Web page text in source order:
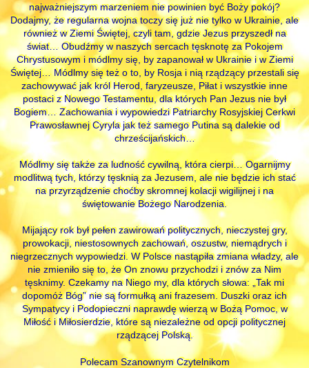
najważniejszym marzeniem nie powinien być Boży pokój?
Dodajmy, że regularna wojna toczy się już nie tylko w Ukrainie, ale
również w Ziemi Świętej, czyli tam, gdzie Jezus przyszedł na
świat… Obudźmy w naszych sercach tęsknotę za Pokojem
Chrystusowym i módlmy się, by zapanował w Ukrainie i w Ziemi
Świętej… Módlmy się też o to, by Rosja i nią rządzący przestali się
zachowywać jak król Herod, faryzeusze, Piłat i wszystkie inne
postaci z Nowego Testamentu, dla których Pan Jezus nie był
Bogiem… Zachowania i wypowiedzi Patriarchy Rosyjskiej Cerkwi
Prawosławnej Cyryla jak też samego Putina są dalekie od
chrześcijańskich…
Módlmy się także za ludność cywilną, która cierpi… Ogarnijmy
modlitwą tych, którzy tęsknią za Jezusem, ale nie będzie ich stać
na przyrządzenie choćby skromnej kolacji wigilijnej i na
świętowanie Bożego Narodzenia.
Mijający rok był pełen zawirowań politycznych, nieczystej gry,
prowokacji, niestosownych zachowań, oszustw, niemądrych i
niegrzecznych wypowiedzi. W Polsce nastąpiła zmiana władzy, ale
nie zmieniło się to, że On znowu przychodzi i znów za Nim
tęsknimy. Czekamy na Niego my, dla których słowa: „Tak mi
dopomóż Bóg” nie są formułką ani frazesem. Duszki oraz ich
Sympatycy i Podopieczni naprawdę wierzą w Bożą Pomoc, w
Miłość i Miłosierdzie, które są niezależne od opcji politycznej
rządzącej Polską.
Polecam Szanownym Czytelnikom